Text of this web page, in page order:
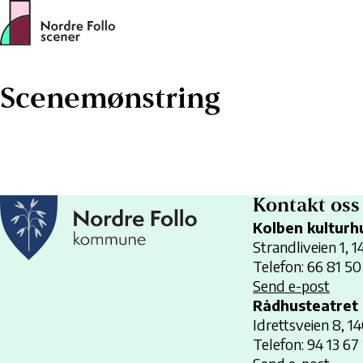
til
innhold
Scenemønstring
Kontakt oss
Kolben
Strandliveien 1,
Telefon: 66 81
Send e-post
Rådhusteatret
Idrettsveien 8,
Telefon: 94 13 67